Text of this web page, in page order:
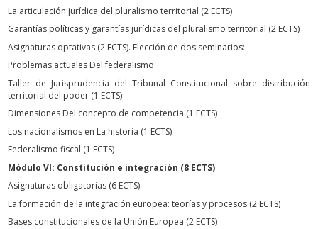
La articulación jurídica del pluralismo territorial (2 ECTS)
Garantías políticas y garantías jurídicas del pluralismo territorial (2 ECTS)
Asignaturas optativas (2 ECTS). Elección de dos seminarios:
Problemas actuales Del federalismo
Taller de Jurisprudencia del Tribunal Constitucional sobre distribución
territorial del poder (1 ECTS)
Dimensiones Del concepto de competencia (1 ECTS)
Los nacionalismos en La historia (1 ECTS)
Federalismo fiscal (1 ECTS)
Módulo VI: Constitución e integración (8 ECTS)
Asignaturas obligatorias (6 ECTS):
La formación de la integración europea: teorías y procesos (2 ECTS)
Bases constitucionales de la Unión Europea (2 ECTS)